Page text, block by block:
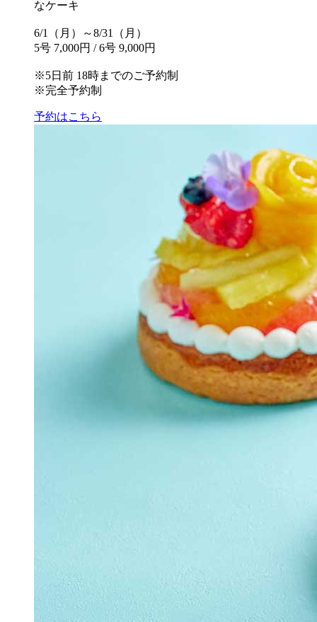
なケーキ
6/1（月）～8/31（月）
5号 7,000円 / 6号 9,000円
※5日前 18時までのご予約制
※完全予約制
予約はこちら